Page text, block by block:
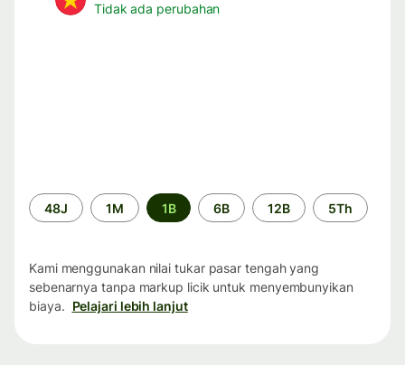
Tidak ada perubahan
Periode
waktu
48J 1M 1B 6B 12B 5Th
Kami menggunakan nilai tukar pasar tengah yang
sebenarnya tanpa markup licik untuk menyembunyikan
biaya. Pelajari lebih lanjut